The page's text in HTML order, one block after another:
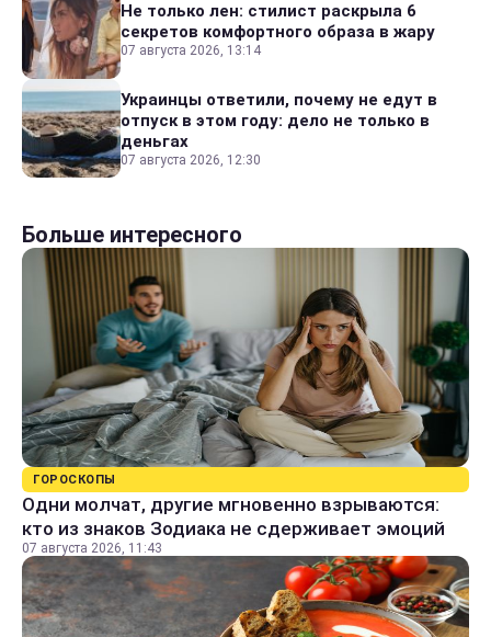
Не только лен: стилист раскрыла 6
секретов комфортного образа в жару
07 августа 2026, 13:14
Украинцы ответили, почему не едут в
отпуск в этом году: дело не только в
деньгах
07 августа 2026, 12:30
Больше интересного
ГОРОСКОПЫ
Одни молчат, другие мгновенно взрываются:
кто из знаков Зодиака не сдерживает эмоций
07 августа 2026, 11:43